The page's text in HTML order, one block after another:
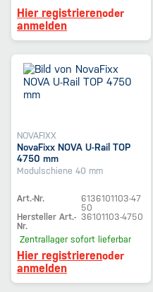
Hier registrierenoder
anmelden
NOVAFIXX
NovaFixx NOVA U-Rail TOP
4750 mm
Modulschiene 40 mm
Art.-Nr.
6136101103-47
50
Hersteller Art.-
Nr.
36101103-4750
Zentrallager sofort lieferbar
Hier registrierenoder
anmelden